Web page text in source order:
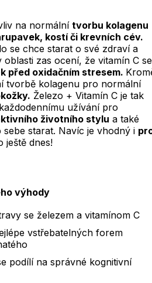
na normální tvorbu kolagenu
kostí či krevních cév.
se chce starat o své zdraví a
oblasti zas ocení, že vitamín C se
před oxidačním stresem.
tvorbě kolagenu pro normální
Železo + Vitamín C je tak
užívání pro
životního stylu a také
starat. Navíc je vhodný i
ještě dnes!
výhody
se železem a vitamínom C
vstřebatelných forem
podílí na správné kognitivní